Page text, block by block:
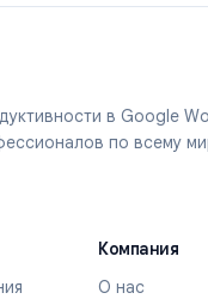
в Google
по всему
Компания
О нас